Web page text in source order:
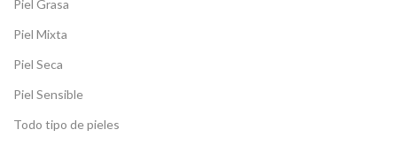
Piel Grasa
Piel Mixta
Piel Seca
Piel Sensible
Todo tipo de pieles